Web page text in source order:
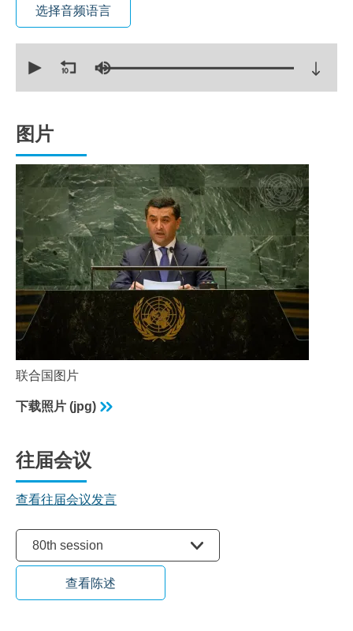
选择音频语言
seconds
seconds
图片
联合国图片
下载照片 (jpg)
往届会议
查看往届会议发言
80th session
查看陈述